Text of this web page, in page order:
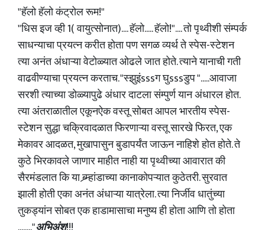
"हॅलो हॅलो कंट्रोल रूम!"
"धिस इज व्ही 1( वायुत्सोनात).... हॅलो..... हॅलो!".... तो पृथ्वीशी संम्पर्क
साधन्याचा प्रयत्न करीत होता पण सगळ व्यर्थ ते स्पेस-स्टेशन
त्या अनंत अंधाऱ्या वेटोळ्यात ओढले जात होते. त्याने यानाची गती
वाढवीण्याचा प्रयत्न करताच. "स्झुइंsssग घुsssडुप ".....आवाजा
सरशी त्याच्या डोळ्यापुढे अंधार दाटला संम्पुर्ण यान अंधारल होत.
त्या अंतराळातील एकूनऐक वस्तू सोबत आपल भारतीय स्पेस-
स्टेशन सुद्धा चक्रिवादळात फिरणाऱ्या वस्तू सारखे फिरत, एक
मेकावर आदळत, मुखापासुन बुडापर्यंत जाऊन नाहिशे होत होते. ते
कुठे भिरकावले जाणार माहीत नाही या पृथ्वीच्या आवारात की
सैरमंडलात कि या ब्र्म्हांडाच्या कानाकोपऱ्यात कुठेतरी. सुरवात
झाली होती एका अनंत अंधाऱ्या यात्रेला. त्या निर्जीव धातुंच्या
तुकड्यांन सोबत एक हाडामासाचा मनुष्य ही होता आणि तो होता